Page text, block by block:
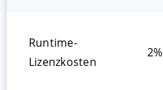
Runtime-
Lizenzkosten
2%